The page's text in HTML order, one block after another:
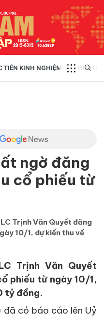
TIỄN KINH NGHIỆM CHÍNH
ngờ đăng
cổ phiếu từ
Trịnh Văn Quyết đăng
10/1, dự kiến thu về
Trịnh Văn Quyết
phiếu từ ngày 10/1,
tỷ đồng.
đã có báo cáo lên Uỷ